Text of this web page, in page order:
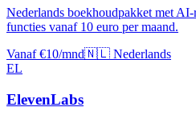
Nederlands boekhoudpakket met
functies vanaf 10 euro per maand.
Vanaf €10/mnd🇳🇱 Nederlands
EL
ElevenLabs